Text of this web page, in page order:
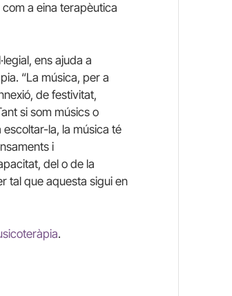
a eina terapèutica
ens ajuda a
“La música, per a
de festivitat,
si som músics o
la, la música té
i
del o de la
tal que aquesta sigui en
.